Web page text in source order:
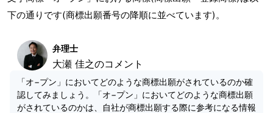
下の通りです(商標出願番号の降順に並べています)。
弁理士
大瀬 佳之のコメント
「オ−プン」においてどのような商標出願がされているのか確
認してみましょう。「オ−プン」においてどのような商標出願
がされているのかは、自社が商標出願する際に参考になる情報